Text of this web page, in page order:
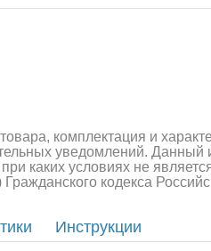
Автомодели для
комплектация и
уведомлений. Данный
при каких условиях не
Гражданского кодекса
Инструкции